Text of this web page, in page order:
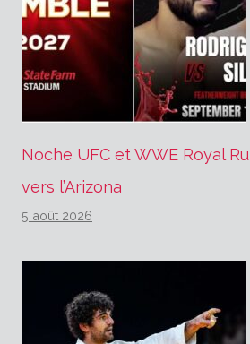
Noche UFC et WWE Royal
vers l’Arizona
5 août 2026